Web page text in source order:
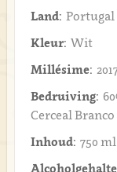
Land: Portugal
Kleur: Wit
Millésime:
Bedruiving:
Cerceal Branco
Inhoud: 750 ml